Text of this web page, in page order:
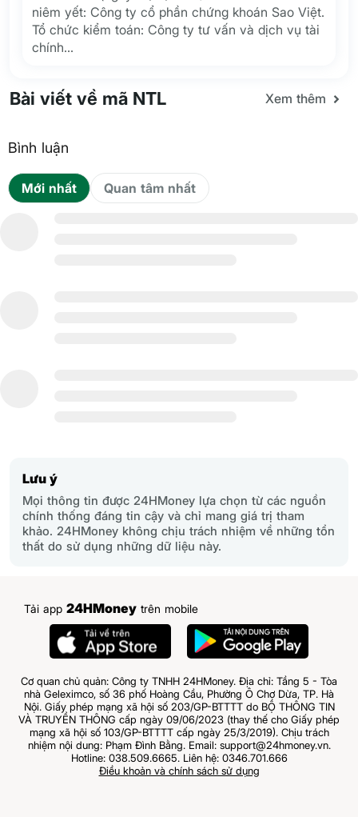
niêm yết: Công ty cổ phần chứng khoán Sao Việt.
Tổ chức kiểm toán: Công ty tư vấn và dịch vụ tài
chính...
Bài viết về mã NTL Xem thêm
Bình luận
Quan tâm nhất
Mới nhất
Lưu ý
Mọi thông tin được 24HMoney lựa chọn từ các nguồn
chính thống đáng tin cậy và chỉ mang giá trị tham
khảo. 24HMoney không chịu trách nhiệm về những tổn
thất do sử dụng những dữ liệu này.
Tải app 24HMoney trên mobile
Cơ quan chủ quản: Công ty TNHH 24HMoney. Địa chỉ: Tầng 5 - Tòa
nhà Geleximco, số 36 phố Hoàng Cầu, Phường Ô Chợ Dừa, TP. Hà
Nội. Giấy phép mạng xã hội số 203/GP-BTTTT do BỘ THÔNG TIN
VÀ TRUYỀN THÔNG cấp ngày 09/06/2023 (thay thế cho Giấy phép
mạng xã hội số 103/GP-BTTTT cấp ngày 25/3/2019). Chịu trách
nhiệm nội dung: Phạm Đình Bằng. Email: support@24hmoney.vn.
Hotline: 038.509.6665. Liên hệ: 0346.701.666
Điều khoản và chính sách sử dụng